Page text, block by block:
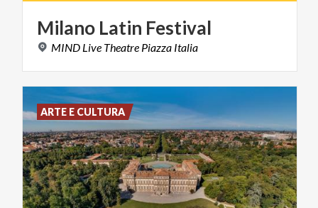
Milano Latin Festival
MIND Live Theatre Piazza Italia
ARTE E CULTURA